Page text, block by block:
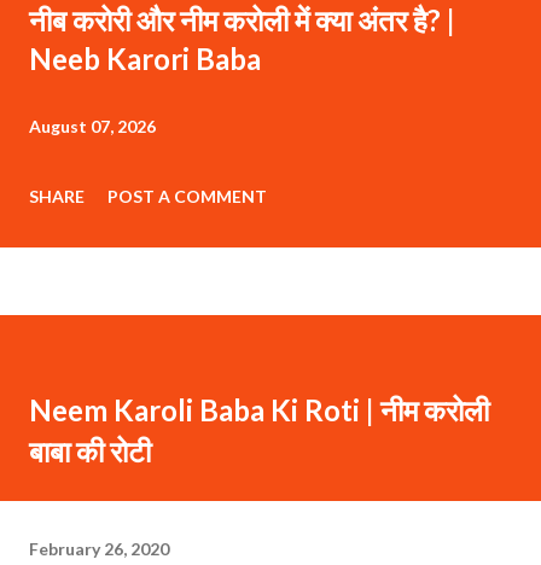
नीब करोरी और नीम करोली में क्या अंतर है? |
Neeb Karori Baba
August 07, 2026
SHARE POST A COMMENT
Neem Karoli Baba Ki Roti | नीम करोली
बाबा की रोटी
February 26, 2020